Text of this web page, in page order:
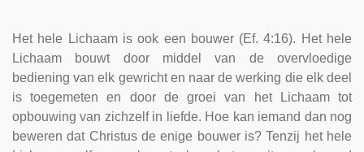
Het hele Lichaam is ook een bouwer (Ef. 4:16). Het hele
Lichaam bouwt door middel van de overvloedige
bediening van elk gewricht en naar de werking die elk deel
is toegemeten en door de groei van het Lichaam tot
opbouwing van zichzelf in liefde. Hoe kan iemand dan nog
beweren dat Christus de enige bouwer is? Tenzij het hele